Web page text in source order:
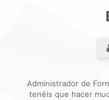
Administrador de
tenéis que hacer